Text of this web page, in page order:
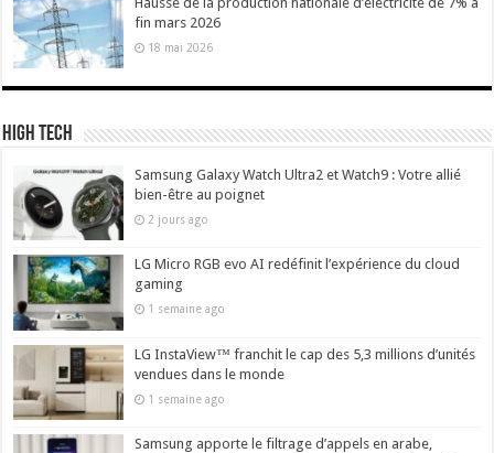
fin mars 2026
18 mai 2026
High Tech
Samsung Galaxy Watch Ultra2 et Watch9 : Votre allié
bien-être au poignet
2 jours ago
LG Micro RGB evo AI redéfinit l’expérience du cloud
gaming
1 semaine ago
LG InstaView™ franchit le cap des 5,3 millions d’unités
vendues dans le monde
1 semaine ago
Samsung apporte le filtrage d’appels en arabe,